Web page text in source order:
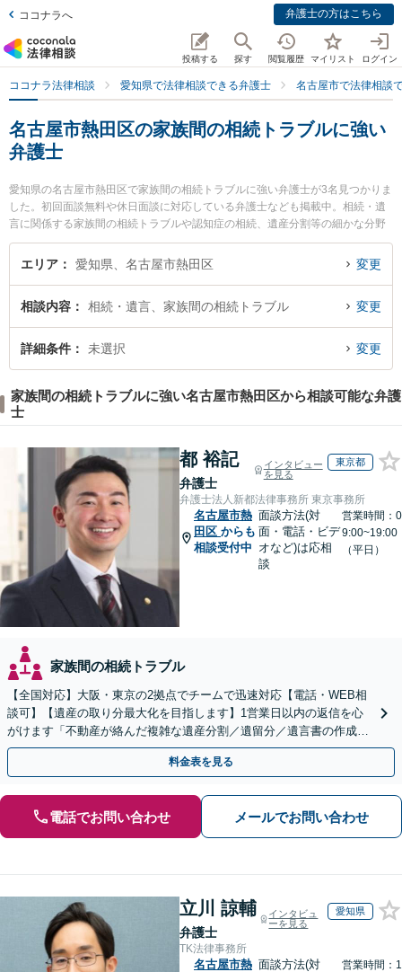
ココナラへ 弁護士の方はこちら
投稿する 探す 閲覧履歴 マイリスト ログイン
ココナラ法律相談 愛知県で法律相談できる弁護士 名古屋市で法律相談
名古屋市熱田区の家族間の相続トラブルに強い
弁護士
愛知県の名古屋市熱田区で家族間の相続トラブルに強い弁護士が3名見つかりま
した。初回面談無料や休日面談に対応している弁護士なども掲載中。相続・遺
言に関係する家族間の相続トラブルや認知症の相続、遺産分割等の細かな分野
での絞り込み検索もでき便利です。特に弁護士法人名古屋総合法律事務所 金山
駅前事務所の楠野 翔也弁護士や弁護士法人名古屋総合法律事務所 金山駅前事務
『名古屋市熱田区で土日や夜間に発生した家族間の相続トラブルのトラブルを
今すぐに弁護士に相談したい』『家族間の相続トラブルのトラブル解決の実績
豊富な近くの弁護士を検索したい』『初回相談無料で家族間の相続トラブルを
エリア 愛知県、名古屋市熱田区 変更
相談内容 相続・遺言、家族間の相続トラブル 変更
詳細条件 未選択 変更
家族間の相続トラブルに強い名古屋市熱田区から相談可能な弁護
士
都 裕記
弁護士
インタビュー
を見る
東京都
弁護士法人新都法律事務所 東京事務所
名古屋市熱
田区 からも
相談受付中
面談方法(対
面・電話・ビデ
オなど)は応相
談
営業時間：0
9:00~19:00
（平日）
家族間の相続トラブル
【全国対応】大阪・東京の2拠点でチームで迅速対応【電話・WEB相
談可】【遺産の取り分最大化を目指します】1営業日以内の返信を心
がけます「不動産が絡んだ複雑な遺産分割／遺留分／遺言書の作成・
執行／事業承継など、お任せください」【休日相談あり】
料金表を見る
電話でお問い合わせ メールでお問い合わせ
立川 諒輔
弁護士
インタビュ
ーを見る
愛知県
TK法律事務所
名古屋市熱 面談方法(対
営業時間：1